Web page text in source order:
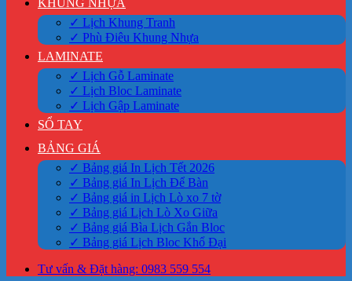
KHUNG NHỰA
✓ Lịch Khung Tranh
✓ Phù Điêu Khung Nhựa
LAMINATE
✓ Lịch Gỗ Laminate
✓ Lịch Bloc Laminate
✓ Lịch Gập Laminate
SỔ TAY
BẢNG GIÁ
✓ Bảng giá In Lịch Tết 2026
✓ Bảng giá In Lịch Để Bàn
✓ Bảng giá in Lịch Lò xo 7 tờ
✓ Bảng giá Lịch Lò Xo Giữa
✓ Bảng giá Bìa Lịch Gắn Bloc
✓ Bảng giá Lịch Bloc Khổ Đại
Tư vấn & Đặt hàng: 0983 559 554